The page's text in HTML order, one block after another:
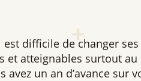
difficile de changer
et atteignables surtout au
un an d’avance sur